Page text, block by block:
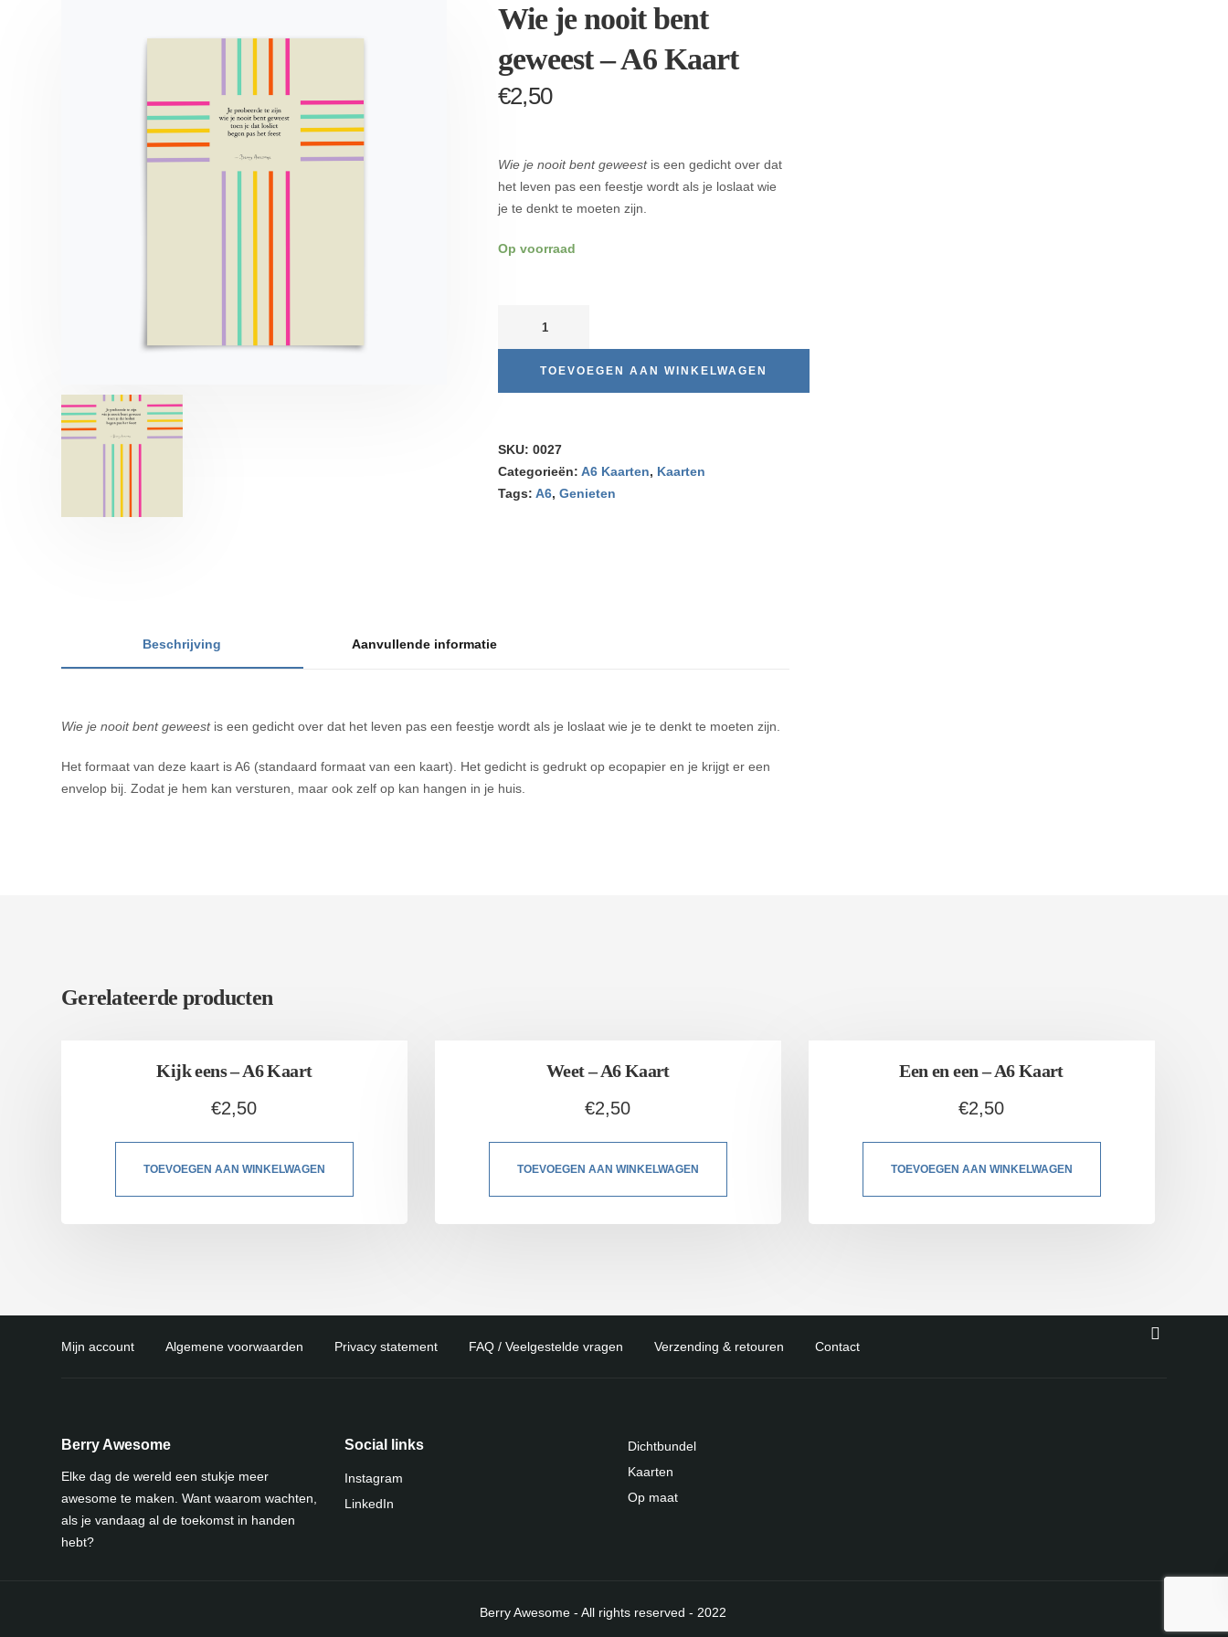
Wie je nooit bent
geweest – A6 Kaart
€2,50
Wie je nooit bent geweest is een gedicht over dat
het leven pas een feestje wordt als je loslaat wie
je te denkt te moeten zijn.
Op voorraad
TOEVOEGEN AAN WINKELWAGEN
SKU: 0027
Categorieën: A6 Kaarten, Kaarten
Tags: A6, Genieten
Beschrijving Aanvullende informatie
Wie je nooit bent geweest is een gedicht over dat het leven pas een feestje wordt als je loslaat wie je te denkt te moeten zijn.
Het formaat van deze kaart is A6 (standaard formaat van een kaart). Het gedicht is gedrukt op ecopapier en je krijgt er een
envelop bij. Zodat je hem kan versturen, maar ook zelf op kan hangen in je huis.
Gerelateerde producten
Kijk eens – A6 Kaart
€2,50
TOEVOEGEN AAN WINKELWAGEN
Weet – A6 Kaart
€2,50
TOEVOEGEN AAN WINKELWAGEN
Een en een – A6 Kaart
€2,50
TOEVOEGEN AAN WINKELWAGEN
Mijn account Algemene voorwaarden Privacy statement FAQ / Veelgestelde vragen Verzending & retouren Contact
Berry Awesome
Elke dag de wereld een stukje meer
awesome te maken. Want waarom wachten,
als je vandaag al de toekomst in handen
hebt?
Social links
Instagram
LinkedIn
Dichtbundel
Kaarten
Op maat
Berry Awesome - All rights reserved - 2022